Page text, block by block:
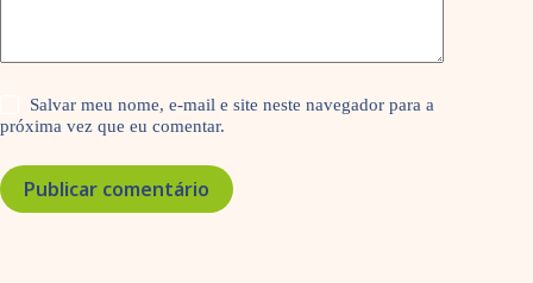
Salvar meu nome, e-mail e site neste navegador para a
próxima vez que eu comentar.
Publicar comentário